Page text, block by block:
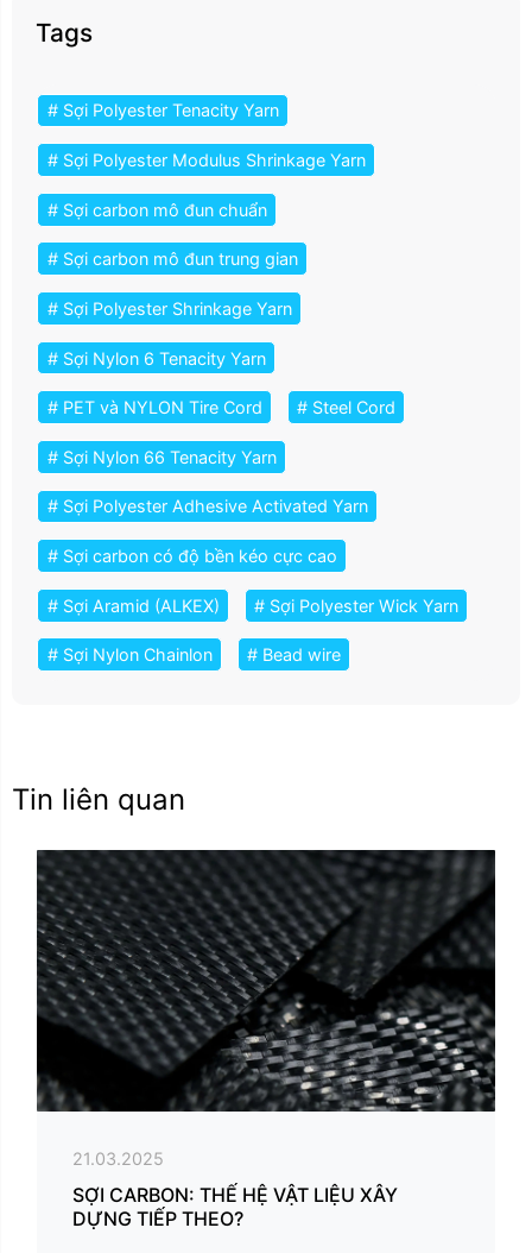
Tags
# Sợi Polyester Tenacity Yarn
# Sợi Polyester Modulus Shrinkage Yarn
# Sợi carbon mô đun chuẩn
# Sợi carbon mô đun trung gian
# Sợi Polyester Shrinkage Yarn
# Sợi Nylon 6 Tenacity Yarn
# PET và NYLON Tire Cord # Steel Cord
# Sợi Nylon 66 Tenacity Yarn
# Sợi Polyester Adhesive Activated Yarn
# Sợi carbon có độ bền kéo cực cao
# Sợi Aramid (ALKEX) # Sợi Polyester Wick Yarn
# Sợi Nylon Chainlon # Bead wire
Tin liên quan
21.03.2025
SỢI CARBON: THẾ HỆ VẬT LIỆU XÂY
DỰNG TIẾP THEO?